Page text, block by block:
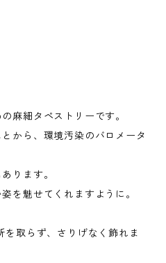
麻細タペストリーです。
から、環境汚染のバロメータ
ります。
を魅せてくれますように。
を取らず、さりげなく飾れま